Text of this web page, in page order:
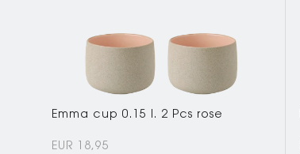
Emma cup 0.15 l. 2 Pcs rose
EUR 18,95